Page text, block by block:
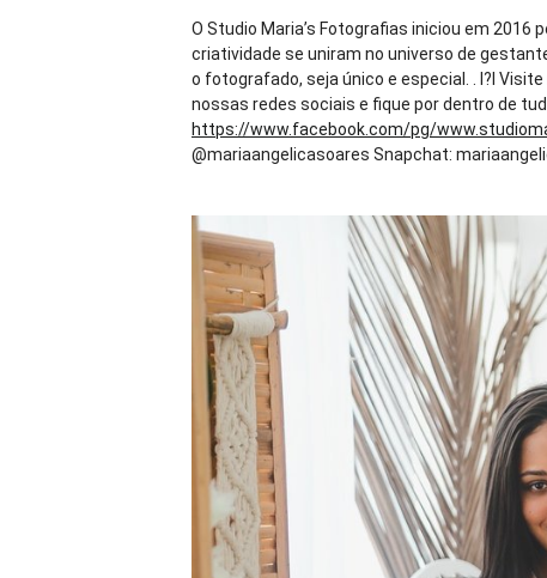
O Studio Maria’s Fotografias iniciou em
criatividade se uniram no universo de
o fotografado, seja único e especial. . I?l
nossas redes sociais e fique por dentro de
https://www.facebook.com/pg/
@mariaangelicasoares Snapchat: